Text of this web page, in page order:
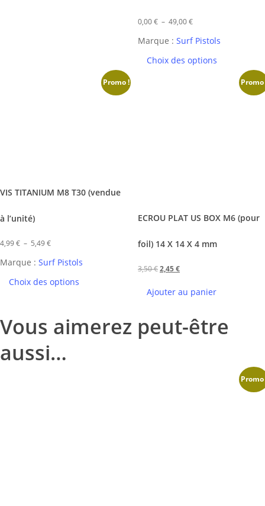
Choix des options
variations.
Les
0,00€ – 49,00€Plage
de
0,00 €
Marque : Surf Pistols
Promo !
Choix des options
produit
a
variations.
Les
choisies
sur
la
VIS TITANIUM M8 T30 (vendue
à l’unité)
4,99€ – 5,49€Plage
de
4,99 €
5,49 €
Marque : Surf Pistols
Promo
Ajouter au panier
ECROU PLAT US BOX M6 (pour
foil) 14 X 14 X 4 mm
3,50€Le
3,50 €.
2,45€Le
actuel
2,45 €.
Vous aimerez peut-être
aussi…
Promo